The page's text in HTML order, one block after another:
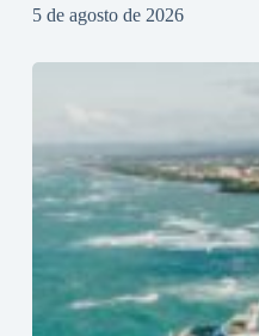
5 de agosto de 2026